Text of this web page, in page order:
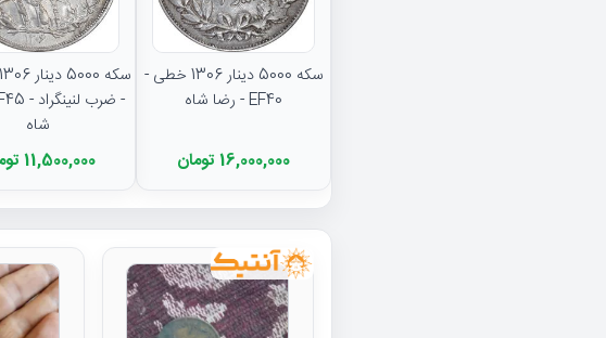
سکه 5000 دینار 1306 خطی -
EF40 - رضا شاه
16,000,000 تومان
شاه
11,500,000 تومان